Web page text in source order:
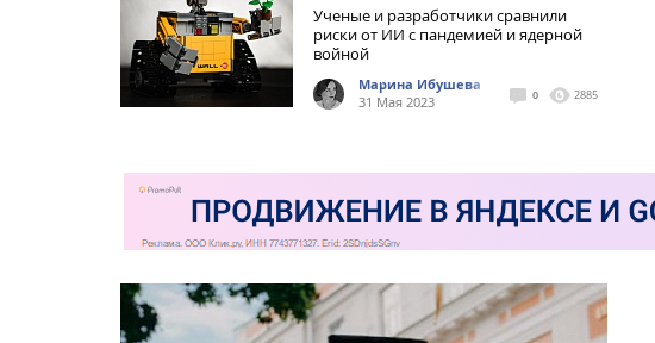
Ученые и разработчики сравнили
риски от ИИ с пандемией и ядерной
войной
Марина Ибушева
31 Мая 2023
0 2885